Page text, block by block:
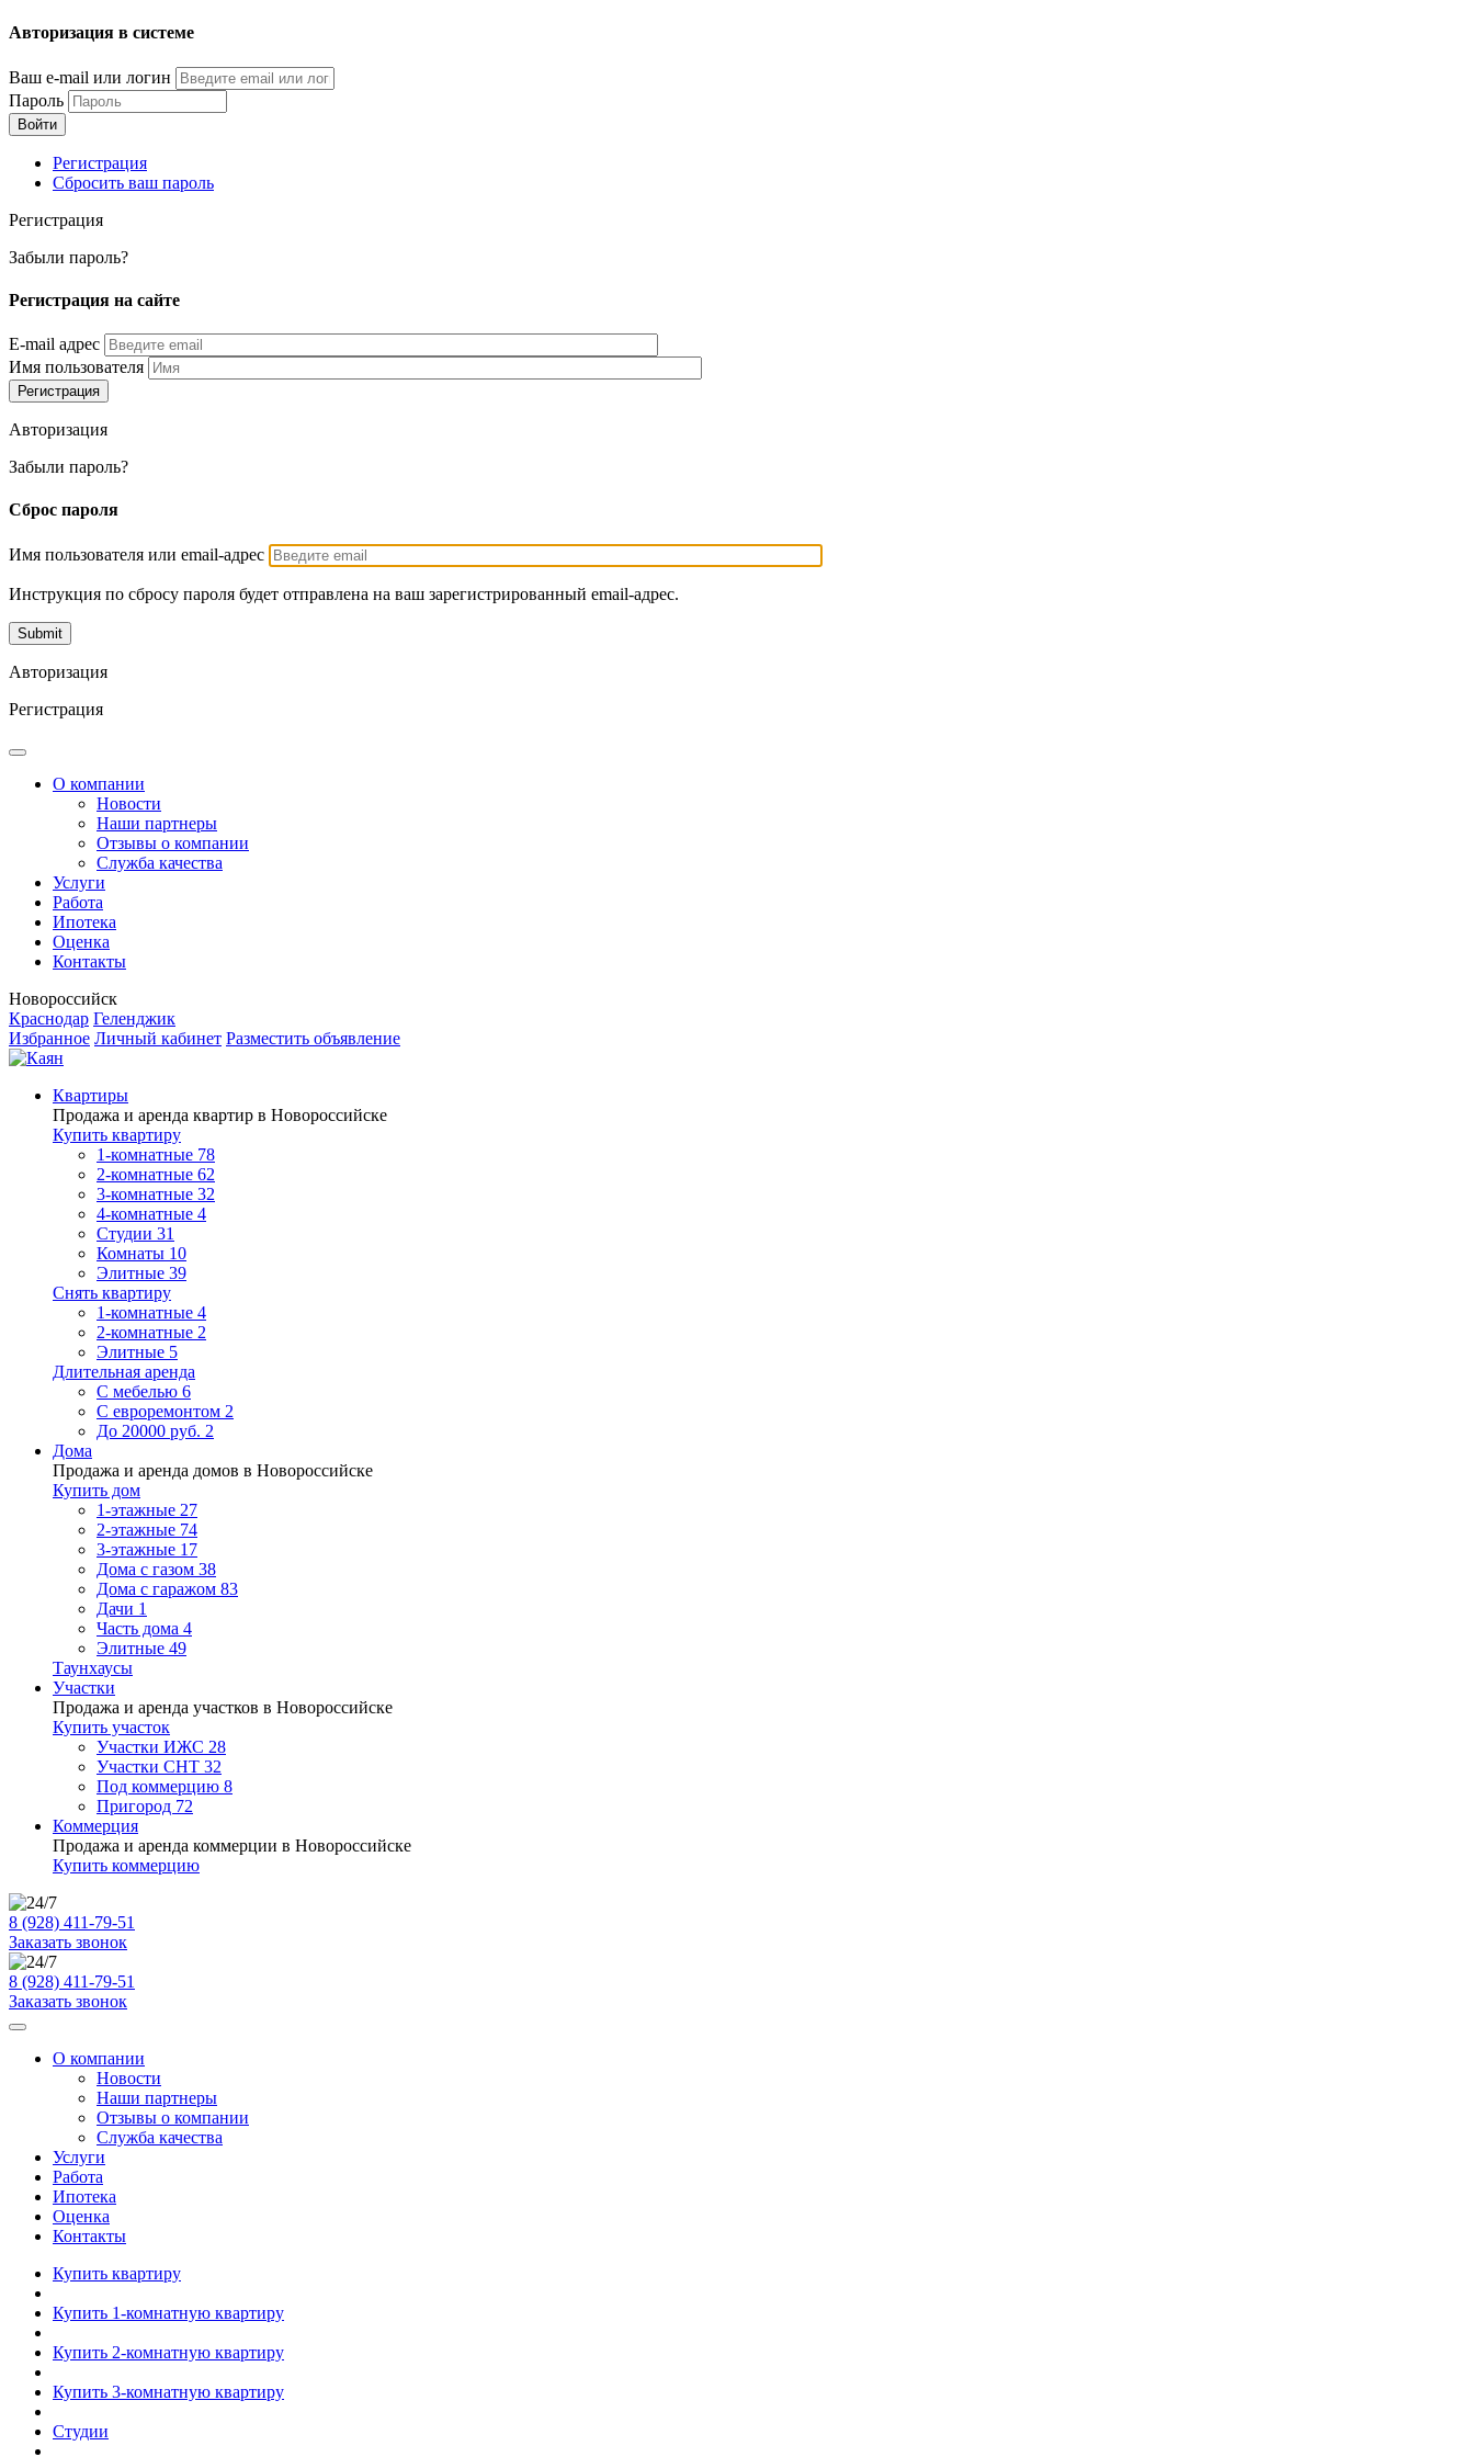
Перейти
основному
содержанию
Авторизация в системе
Ваш e-mail или логин
Пароль
Регистрация
Сбросить ваш пароль
Регистрация
Забыли пароль?
Регистрация на сайте
E-mail адрес
Имя пользователя
Авторизация
Забыли пароль?
Сброс пароля
Имя пользователя или email-адрес
Инструкция по сбросу пароля будет отправлена на ваш зарегистрированный email-адрес.
Авторизация
Регистрация
О компании
Новости
Наши партнеры
Отзывы о компании
Служба качества
Услуги
Работа
Ипотека
Оценка
Контакты
Новороссийск
Краснодар Геленджик
Избранное Личный кабинет Разместить объявление
Квартиры
Продажа и аренда квартир в Новороссийске
Купить квартиру
1-комнатные 78
2-комнатные 62
3-комнатные 32
4-комнатные 4
Студии 31
Комнаты 10
Элитные 39
Снять квартиру
1-комнатные 4
2-комнатные 2
Элитные 5
Длительная аренда
С мебелью 6
С евроремонтом 2
До 20000 руб. 2
Дома
Продажа и аренда домов в Новороссийске
Купить дом
1-этажные 27
2-этажные 74
3-этажные 17
Дома с газом 38
Дома с гаражом 83
Дачи 1
Часть дома 4
Элитные 49
Таунхаусы
Участки
Продажа и аренда участков в Новороссийске
Купить участок
Участки ИЖС 28
Участки СНТ 32
Под коммерцию 8
Пригород 72
Коммерция
Продажа и аренда коммерции в Новороссийске
Купить коммерцию
8 (928) 411-79-51
Заказать звонок
8 (928) 411-79-51
Заказать звонок
О компании
Новости
Наши партнеры
Отзывы о компании
Служба качества
Услуги
Работа
Ипотека
Оценка
Контакты
Купить квартиру
Купить 1-комнатную квартиру
Купить 2-комнатную квартиру
Купить 3-комнатную квартиру
Студии